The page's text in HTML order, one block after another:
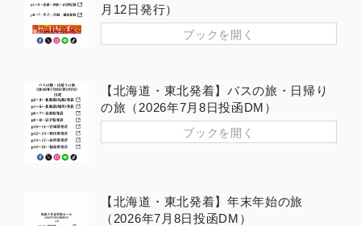
月12日発行）
ブックを開く
【北海道・東北発着】バスの旅・日帰り
の旅（2026年7月8日投函DM）
ブックを開く
【北海道・東北発着】年末年始の旅
（2026年7月8日投函DM）